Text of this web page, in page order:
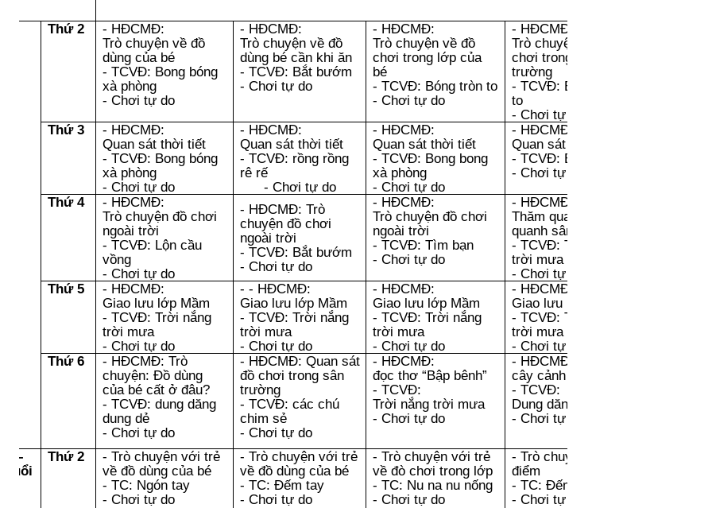
Thứ 2
- HĐCMĐ:
Trò chuyện về đồ
dùng của bé
- TCVĐ: Bong bóng
xà phòng
- Chơi tự do
- HĐCMĐ:
Trò chuyện về đồ
dùng bé cần khi ăn
- TCVĐ: Bắt bướm
- Chơi tự do
- HĐCMĐ:
Trò chuyện về đồ
chơi trong lớp của
bé
- TCVĐ: Bóng tròn to
- Chơi tự do
- HĐCMĐ:
Trò chuyện về đồ
chơi trong sân
trường
- TCVĐ: Bóng tròn
to
- Chơi tự do
Thứ 3
- HĐCMĐ:
Quan sát thời tiết
- TCVĐ: Bong bóng
xà phòng
- Chơi tự do
- HĐCMĐ:
Quan sát thời tiết
- TCVĐ: rồng rồng
rê rế
- Chơi tự do
- HĐCMĐ:
Quan sát thời tiết
- TCVĐ: Bong bong
xà phòng
- Chơi tự do
- HĐCMĐ:
Quan sát thời tiết
- TCVĐ: Bóng nảy
- Chơi tự do
Thứ 4
- HĐCMĐ:
Trò chuyện đồ chơi
ngoài trời
- TCVĐ: Lộn cầu
vồng
- Chơi tự do
- HĐCMĐ: Trò
chuyện đồ chơi
ngoài trời
- TCVĐ: Bắt bướm
- Chơi tự do
- HĐCMĐ:
Trò chuyện đồ chơi
ngoài trời
- TCVĐ: Tìm bạn
- Chơi tự do
- HĐCMĐ:
Thăm quan dạo
quanh sân trường
- TCVĐ: Trời nắng
trời mưa
- Chơi tự do
Thứ 5
- HĐCMĐ:
Giao lưu lớp Mầm
- TCVĐ: Trời nắng
trời mưa
- Chơi tự do
- - HĐCMĐ:
Giao lưu lớp Mầm
- TCVĐ: Trời nắng
trời mưa
- Chơi tự do
- HĐCMĐ:
Giao lưu lớp Mầm
- TCVĐ: Trời nắng
trời mưa
- Chơi tự do
- HĐCMĐ:
Giao lưu lớp Mầm
- TCVĐ: Trời nắng
trời mưa
- Chơi tự do
Thứ 6
- HĐCMĐ: Trò
chuyện: Đồ dùng
của bé cất ở đâu?
- TCVĐ: dung dăng
dung dẻ
- Chơi tự do
- HĐCMĐ: Quan sát
đồ chơi trong sân
trường
- TCVĐ: các chú
chim sẻ
- Chơi tự do
- HĐCMĐ:
đọc thơ “Bập bênh”
- TCVĐ:
Trời nắng trời mưa
- Chơi tự do
- HĐCMĐ: Quan sát
cây cảnh
- TCVĐ:
Dung dăng dung dẻ
- Chơi tự do
–
buổi
Thứ 2
- Trò chuyện với trẻ
về đồ dùng của bé
- TC: Ngón tay
- Chơi tự do
- Trò chuyện với trẻ
về đồ dùng của bé
- TC: Đếm tay
- Chơi tự do
- Trò chuyện với trẻ
về đò chơi trong lớp
- TC: Nu na nu nống
- Chơi tự do
- Trò chuyện về chủ
điểm
- TC: Đếm tay
- Chơi tự do